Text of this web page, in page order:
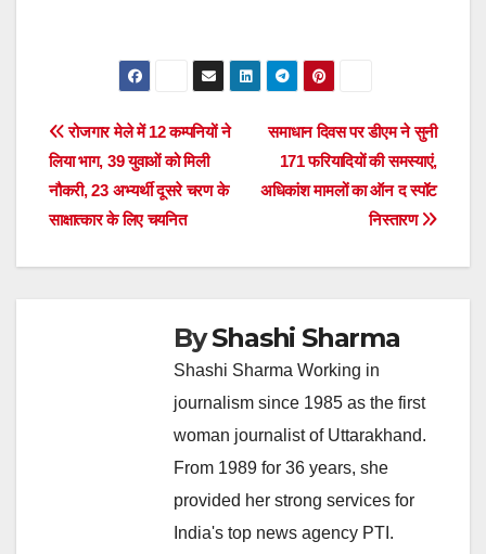
Post
navigation
समाधान दिवस पर डीएम ने सुनी
171 फरियादियों की समस्याएं,
अधिकांश मामलों का ऑन द स्पॉट
निस्तारण
रोजगार मेले में 12 कम्पनियों ने
लिया भाग, 39 युवाओं को मिली
नौकरी, 23 अभ्यर्थी दूसरे चरण के
साक्षात्कार के लिए चयनित
ByShashi Sharma
Shashi Sharma Working in
journalism since 1985 as the first
woman journalist of Uttarakhand.
From 1989 for 36 years, she
provided her strong services for
India's top news agency PTI.